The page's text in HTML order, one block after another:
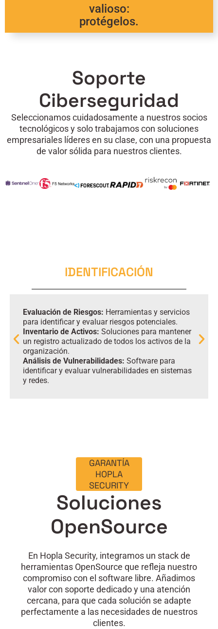
valioso:
protégelos.
Soporte
Ciberseguridad
Seleccionamos cuidadosamente a nuestros socios
tecnológicos y solo trabajamos con soluciones
empresariales líderes en su clase, con una propuesta
de valor sólida para nuestros clientes.
IDENTIFICACIÓN
Evaluación de Riesgos: Herramientas y servicios
para identificar y evaluar riesgos potenciales.
Inventario de Activos: Soluciones para mantener
un registro actualizado de todos los activos de la
organización.
Análisis de Vulnerabilidades: Software para
identificar y evaluar vulnerabilidades en sistemas
y redes.
GARANTÍA
HOPLA
SECURITY
Soluciones
OpenSource
En Hopla Security, integramos un stack de
herramientas OpenSource que refleja nuestro
compromiso con el software libre. Añadimos
valor con soporte dedicado y una atención
cercana, para que cada solución se adapte
perfectamente a las necesidades de nuestros
clientes.